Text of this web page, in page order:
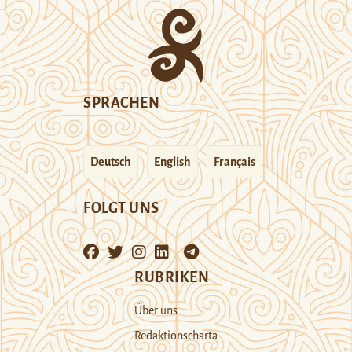
SPRACHEN
Deutsch English Français
FOLGT UNS
RUBRIKEN
Über uns
Redaktionscharta